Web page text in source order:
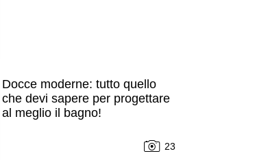
Docce moderne: tutto quello
che devi sapere per progettare
al meglio il bagno!
23